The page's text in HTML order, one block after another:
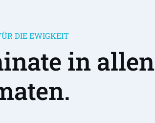
DIE EWIGKEIT
in allen